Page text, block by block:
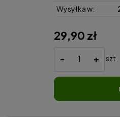
Wysyłka w:
29,90 zł
- + szt.